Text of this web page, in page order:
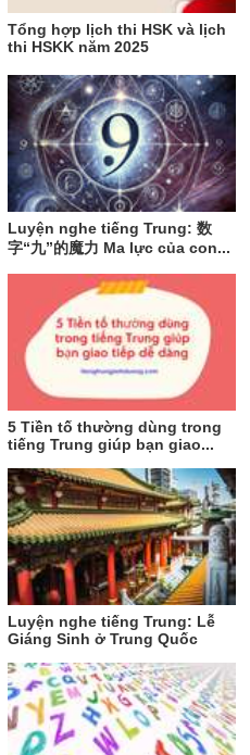
Tổng hợp lịch thi HSK và lịch
thi HSKK năm 2025
Luyện nghe tiếng Trung: 数
字“九”的魔力 Ma lực của con...
5 Tiền tố thường dùng trong
tiếng Trung giúp bạn giao...
Luyện nghe tiếng Trung: Lễ
Giáng Sinh ở Trung Quốc